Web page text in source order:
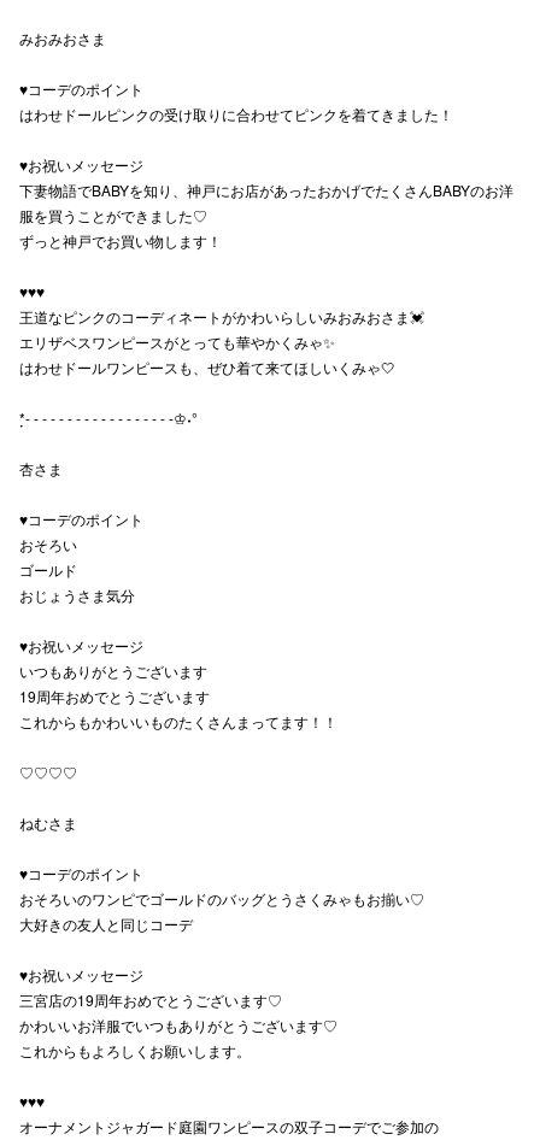
みおみおさま
♥コーデのポイント
はわせドールピンクの受け取りに合わせてピンクを着てきました！
♥お祝いメッセージ
下妻物語でBABYを知り、神戸にお店があったおかげでたくさんBABYのお洋
服を買うことができました♡
ずっと神戸でお買い物します！
♥♥♥
王道なピンクのコーディネートがかわいらしいみおみおさま💓
エリザベスワンピースがとっても華やかくみゃ✨
はわせドールワンピースも、ぜひ着て来てほしいくみゃ‎🤍
*̣̣- - - - - - - - - - - - - - - - - -♔˖°
杏さま
♥コーデのポイント
おそろい
ゴールド
おじょうさま気分
♥お祝いメッセージ
いつもありがとうございます
19周年おめでとうございます
これからもかわいいものたくさんまってます！！
♡♡♡♡
ねむさま
♥コーデのポイント
おそろいのワンピでゴールドのバッグとうさくみゃもお揃い♡
大好きの友人と同じコーデ
♥お祝いメッセージ
三宮店の19周年おめでとうございます♡
かわいいお洋服でいつもありがとうございます♡
これからもよろしくお願いします。
♥♥♥
オーナメントジャガード庭園ワンピースの双子コーデでご参加の